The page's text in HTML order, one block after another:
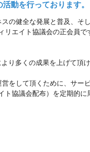
動を行っております。
の健全な発展と普及、そ
エイト協議会の正会員で
り多くの成果を上げて頂
をして頂くために、サー
協議会配布）を定期的に